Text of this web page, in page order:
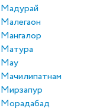
Мадурай
Малегаон
Мангалор
Матура
Мау
Мачилипатнам
Мирзапур
Морадабад